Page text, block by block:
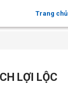
Trang chủ
LỢI LỘC